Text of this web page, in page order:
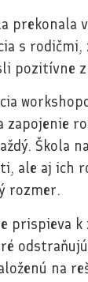
prekonala
s rodičmi,
pozitívne
zapojenie
Škola
ale aj ich
rozmer.
prispieva
na